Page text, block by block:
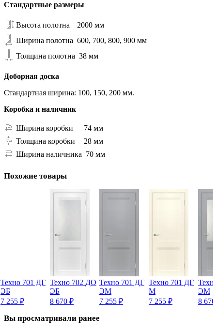
Стандартные размеры
Высота полотна
2000 мм
Ширина полотна 600, 700, 800, 900 мм
Толщина полотна 38 мм
Доборная доска
Стандартная ширина: 100, 150, 200 мм.
Коробка и наличник
Ширина коробки
74 мм
Толщина коробки
28 мм
Ширина наличника 70 мм
Похожие товары
Техно 701 ДГ
ЭБ
7 255 ₽
Техно 702 ДО
ЭБ
8 670 ₽
Техно 701 ДГ
ЭМ
7 255 ₽
Техно 701 ДГ
М
7 255 ₽
ЭМ
8 670
Вы просматривали ранее